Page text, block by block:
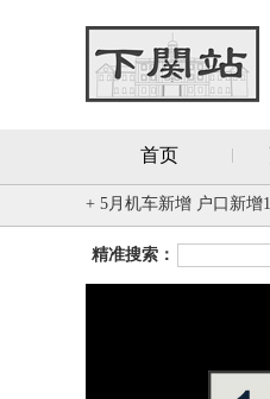
首页
+ 5月机车新增 户口新增
精准搜索：